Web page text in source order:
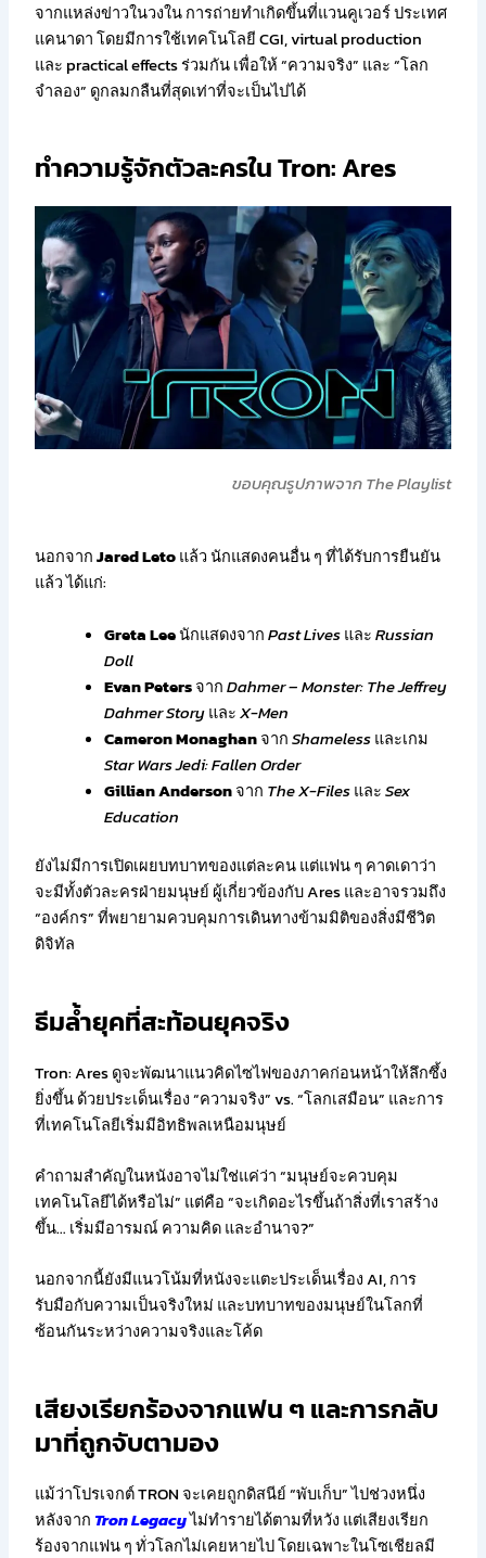
จากแหล่งข่าวในวงใน การถ่ายทำเกิดขึ้นที่แวนคูเวอร์ ประเทศ
แคนาดา โดยมีการใช้เทคโนโลยี CGI, virtual production
และ practical effects ร่วมกัน เพื่อให้ “ความจริง” และ “โลก
จำลอง” ดูกลมกลืนที่สุดเท่าที่จะเป็นไปได้
ทำความรู้จักตัวละครใน Tron: Ares
ขอบคุณรูปภาพจาก The Playlist
นอกจากJared Letoแล้ว นักแสดงคนอื่น ๆ ที่ได้รับการยืนยัน
แล้ว ได้แก่:
Greta LeeนักแสดงจากPast LivesและRussian
Doll
Evan PetersจากDahmer – Monster: The Jeffrey
Dahmer StoryและX-Men
Cameron MonaghanจากShamelessและเกม
Star Wars Jedi: Fallen Order
Gillian Andersonจาก The X-FilesและSex
Education
ยังไม่มีการเปิดเผยบทบาทของแต่ละคน แต่แฟน ๆ คาดเดาว่า
จะมีทั้งตัวละครฝ่ายมนุษย์ ผู้เกี่ยวข้องกับ Ares และอาจรวมถึง
“องค์กร” ที่พยายามควบคุมการเดินทางข้ามมิติของสิ่งมีชีวิต
ดิจิทัล
ธีมล้ำยุคที่สะท้อนยุคจริง
Tron: Ares ดูจะพัฒนาแนวคิดไซไฟของภาคก่อนหน้าให้ลึกซึ้ง
ยิ่งขึ้น ด้วยประเด็นเรื่อง “ความจริง” vs. “โลกเสมือน” และการ
ที่เทคโนโลยีเริ่มมีอิทธิพลเหนือมนุษย์
คำถามสำคัญในหนังอาจไม่ใช่แค่ว่า “มนุษย์จะควบคุม
เทคโนโลยีได้หรือไม่” แต่คือ “จะเกิดอะไรขึ้นถ้าสิ่งที่เราสร้าง
ขึ้น… เริ่มมีอารมณ์ ความคิด และอำนาจ?”
นอกจากนี้ยังมีแนวโน้มที่หนังจะแตะประเด็นเรื่อง AI, การ
รับมือกับความเป็นจริงใหม่ และบทบาทของมนุษย์ในโลกที่
ซ้อนกันระหว่างความจริงและโค้ด
เสียงเรียกร้องจากแฟน ๆ และการกลับ
มาที่ถูกจับตามอง
แม้ว่าโปรเจกต์ TRON จะเคยถูกดิสนีย์ “พับเก็บ” ไปช่วงหนึ่ง
หลังจาก Tron Legacyไม่ทำรายได้ตามที่หวัง แต่เสียงเรียก
ร้องจากแฟน ๆ ทั่วโลกไม่เคยหายไป โดยเฉพาะในโซเชียลมี